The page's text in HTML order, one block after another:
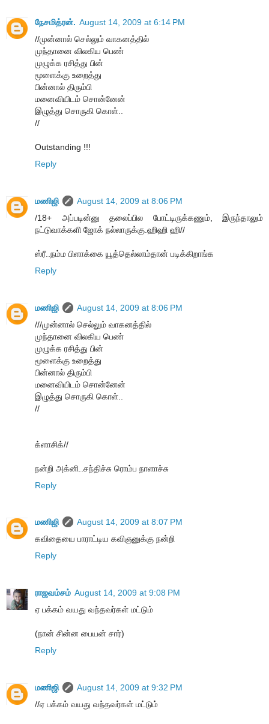
நேசமித்ரன். August 14, 2009 at 6:14 PM
//முன்னால் செல்லும் வாகனத்தில்
முந்தானை விலகிய பெண்
முழுக்க ரசித்து பின்
மூளைக்கு உறைத்து
பின்னால் திரும்பி
மனைவியிடம் சொன்னேன்
இழுத்து சொருகி கொள்..
//
Outstanding !!!
Reply
மணிஜி
August 14, 2009 at 8:06 PM
/18+ அப்படின்னு தலைப்பில போட்டிருக்கணும், இருந்தாலும்
நட்டுவாக்களி ஜோக் நல்லாருக்கு.ஹிஹி ஹி//
ஸ்ரீ..நம்ம பிளாக்கை யூத்தெல்லாம்தான் படிக்கிறாங்க
Reply
மணிஜி
August 14, 2009 at 8:06 PM
///முன்னால் செல்லும் வாகனத்தில்
முந்தானை விலகிய பெண்
முழுக்க ரசித்து பின்
மூளைக்கு உறைத்து
பின்னால் திரும்பி
மனைவியிடம் சொன்னேன்
இழுத்து சொருகி கொள்..
//
க்ளாசிக்//
நன்றி அக்னி..சந்திச்சு ரொம்ப நாளாச்சு
Reply
மணிஜி
August 14, 2009 at 8:07 PM
கவிதையை பாராட்டிய கவிஞனுக்கு நன்றி
Reply
ராஜவம்சம் August 14, 2009 at 9:08 PM
ஏ பக்கம் வயது வந்தவர்கள் மட்டும்
(நான் சின்ன பையன் சார்)
Reply
மணிஜி
August 14, 2009 at 9:32 PM
//ஏ பக்கம் வயது வந்தவர்கள் மட்டும்